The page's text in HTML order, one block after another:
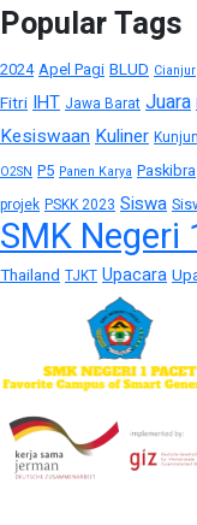
Popular Tags
2024 Apel Pagi BLUD Cianjur
Fitri IHT Jawa Barat Juara
Kesiswaan Kuliner
O2SN P5 Panen Karya Paskibra
projek PSKK 2023 Siswa
SMK Negeri
Thailand TJKT Upacara